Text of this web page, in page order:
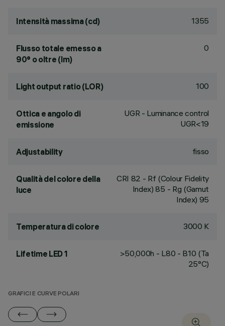
Intensità massima (cd) 1355
Flusso totale emesso a
90° o oltre (lm)
0
Light output ratio (LOR) 100
Ottica e angolo di
emissione
UGR - Luminance control
UGR<19
Adjustability fisso
Qualità del colore della
luce
CRI 82 - Rf (Colour Fidelity
Index) 85 - Rg (Gamut
Index) 95
Temperatura di colore 3000 K
Lifetime LED 1
>50,000h - L80 - B10 (Ta
25°C)
GRAFICI E CURVE POLARI